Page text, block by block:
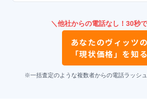
＼他社からの電話なし！30秒
あなたのヴィッツの
「現状価格」を知る
※一括査定のような複数者からの電話ラッシ